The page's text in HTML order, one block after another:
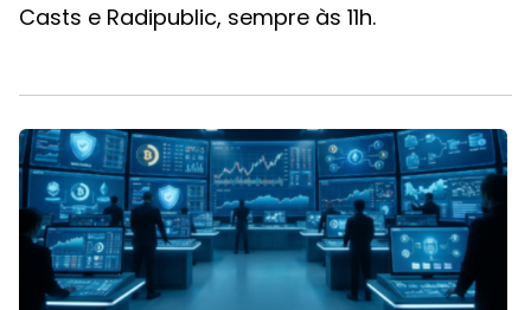
Casts e Radipublic, sempre às 11h.